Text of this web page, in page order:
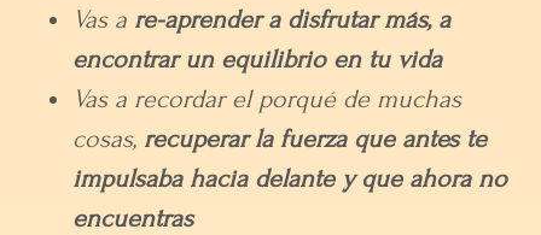
Vas a re-aprender a disfrutar más, a
encontrar un equilibrio en tu vida
Vas a recordar el porqué de muchas
cosas, recuperar la fuerza que antes te
impulsaba hacia delante y que ahora no
encuentras